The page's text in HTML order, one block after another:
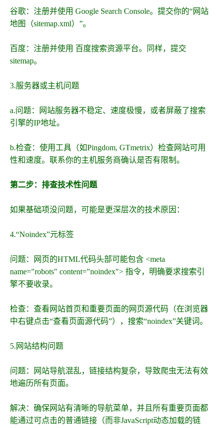
谷歌：注册并使用 Google Search Console。提交你的“网站
地图（sitemap.xml）”。
百度：注册并使用 百度搜索资源平台。同样，提交
sitemap。
3.服务器或主机问题
a.问题：网站服务器不稳定、速度极慢，或者屏蔽了搜索
引擎的IP地址。
b.检查：使用工具（如Pingdom, GTmetrix）检查网站可用
性和速度。联系你的主机服务商确认是否有限制。
第二步：排查技术性问题
如果基础项没问题，可能是更深层次的技术原因：
4.“Noindex”元标签
问题：网页的HTML代码头部可能包含 <meta
name="robots" content="noindex"> 指令，明确要求搜索引
擎不要收录。
检查：查看网站首页和重要页面的网页源代码（在浏览器
中右键点击“查看页面源代码”），搜索“noindex”关键词。
5.网站结构问题
问题：网站导航混乱，链接结构复杂，导致爬虫无法有效
地遍历所有页面。
解决：确保网站有清晰的导航菜单，并且所有重要页面都
能通过可点击的普通链接（而非JavaScript动态加载的链